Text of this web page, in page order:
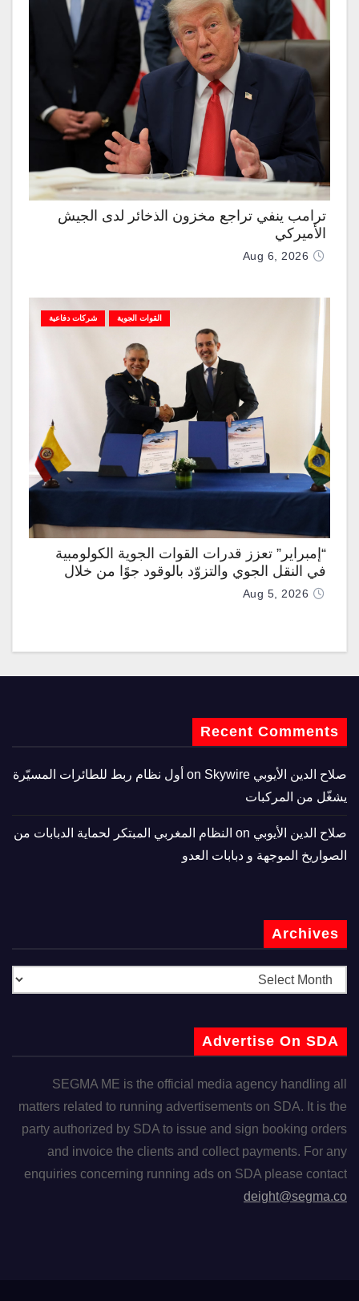
ترامب ينفي تراجع مخزون الذخائر لدى الجيش
الأميركي
Aug 6, 2026
القوات الجوية شركات دفاعية
“إمبراير” تعزز قدرات القوات الجوية الكولومبية
في النقل الجوي والتزوّد بالوقود جوًا من خلال
تزويدها بطائرتي “كيه سي-390 ميلينيوم”
Aug 5, 2026
Recent Comments
صلاح الدين الأيوبي
Skywire أول نظام ربط للطائرات المسيّرة
يشغّل من المركبات
صلاح الدين الأيوبي
النظام المغربي المبتكر لحماية الدبابات من
الصواريخ الموجهة و دبابات العدو
Archives
Advertise On SDA
SEGMA ME is the official media agency handling all
matters related to running advertisements on SDA. It is the
party authorized by SDA to issue and sign booking orders
and invoice the clients and collect payments. For any
enquiries concerning running ads on SDA please contact
deight@segma.co